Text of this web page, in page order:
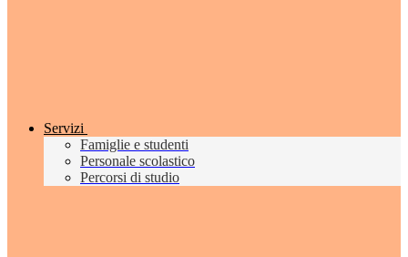
Servizi
Famiglie e studenti
Personale scolastico
Percorsi di studio